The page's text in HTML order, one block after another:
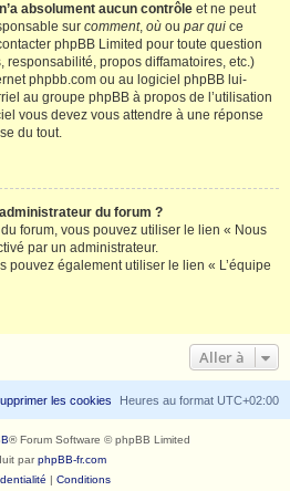
n’a absolument aucun contrôle et ne peut
sur comment, où ou par qui ce
phpBB Limited pour toute question
responsabilité, propos diffamatoires, etc.)
phpbb.com ou au logiciel phpBB lui-
au groupe phpBB à propos de l’utilisation
vous devez vous attendre à une réponse
du tout.
du forum ?
forum, vous pouvez utiliser le lien « Nous
par un administrateur.
pouvez également utiliser le lien « L’équipe
Aller à
Heures au format UTC+02:00
les cookies
® Forum Software © phpBB Limited
parphpBB-fr.com
| Conditions